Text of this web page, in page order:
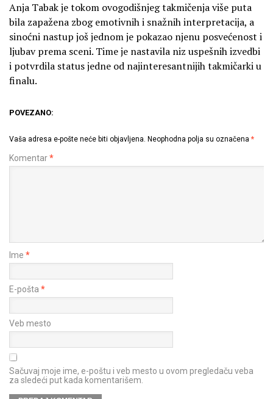
Anja Tabak je tokom ovogodišnjeg takmičenja više puta
bila zapažena zbog emotivnih i snažnih interpretacija, a
sinoćni nastup još jednom je pokazao njenu posvećenost i
ljubav prema sceni. Time je nastavila niz uspešnih izvedbi
i potvrdila status jedne od najinteresantnijih takmičarki u
finalu.
POVEZANO:
Vaša adresa e-pošte neće biti objavljena. Neophodna polja su označena *
Komentar*
Ime *
E-pošta *
Veb mesto
Sačuvaj moje ime, e-poštu i veb mesto u ovom pregledaču veba
za sledeći put kada komentarišem.